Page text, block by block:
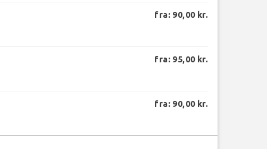
fra: 90,00 kr.
fra: 95,00 kr.
fra: 90,00 kr.